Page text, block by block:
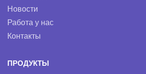
Новости
Работа у нас
Контакты
ПРОДУКТЫ